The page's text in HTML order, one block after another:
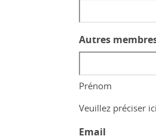
Autres
Prénom
Veuillez préciser
Email